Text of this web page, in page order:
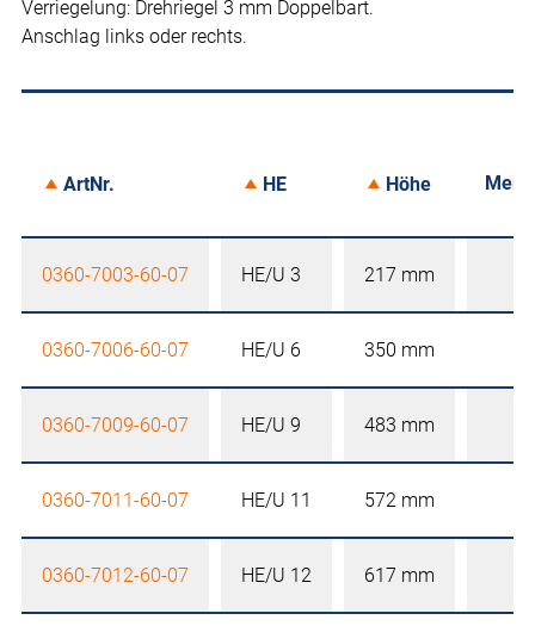
Verriegelung: Drehriegel 3 mm Doppelbart.
Anschlag links oder rechts.
ArtNr. HE Höhe
0360-7003-60-07 HE/U 3 217 mm
0360-7006-60-07 HE/U 6 350 mm
0360-7009-60-07 HE/U 9 483 mm
0360-7011-60-07 HE/U 11 572 mm
0360-7012-60-07 HE/U 12 617 mm